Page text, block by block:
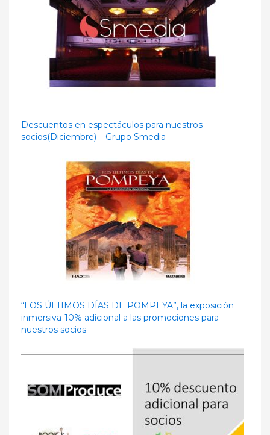
Descuentos en espectáculos para nuestros
socios(Diciembre) – Grupo Smedia
“LOS ÚLTIMOS DÍAS DE POMPEYA”, la exposición
inmersiva-10% adicional a las promociones para
nuestros socios